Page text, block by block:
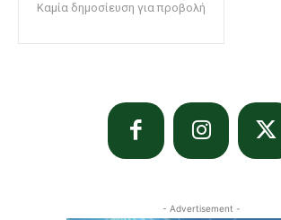
Καμία δημοσίευση για προβολή
- Advertisement -